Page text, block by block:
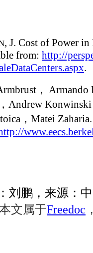
, J. Cost of Power
from: http://
.
， Armando
， Andrew Konwinski
， Matei
刘鹏，来源：
文属于Freedoc